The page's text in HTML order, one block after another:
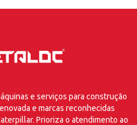
e serviços para construção
e marcas reconhecidas
Prioriza o atendimento ao